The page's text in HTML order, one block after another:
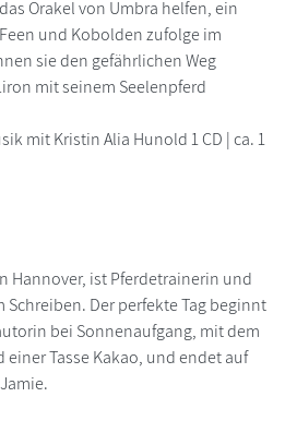
Orakel von Umbra helfen, ein
und Kobolden zufolge im
sie den gefährlichen Weg
mit seinem Seelenpferd
mit Kristin Alia Hunold 1 CD | ca. 1
Hannover, ist Pferdetrainerin und
Der perfekte Tag beginnt
bei Sonnenaufgang, mit dem
Tasse Kakao, und endet auf